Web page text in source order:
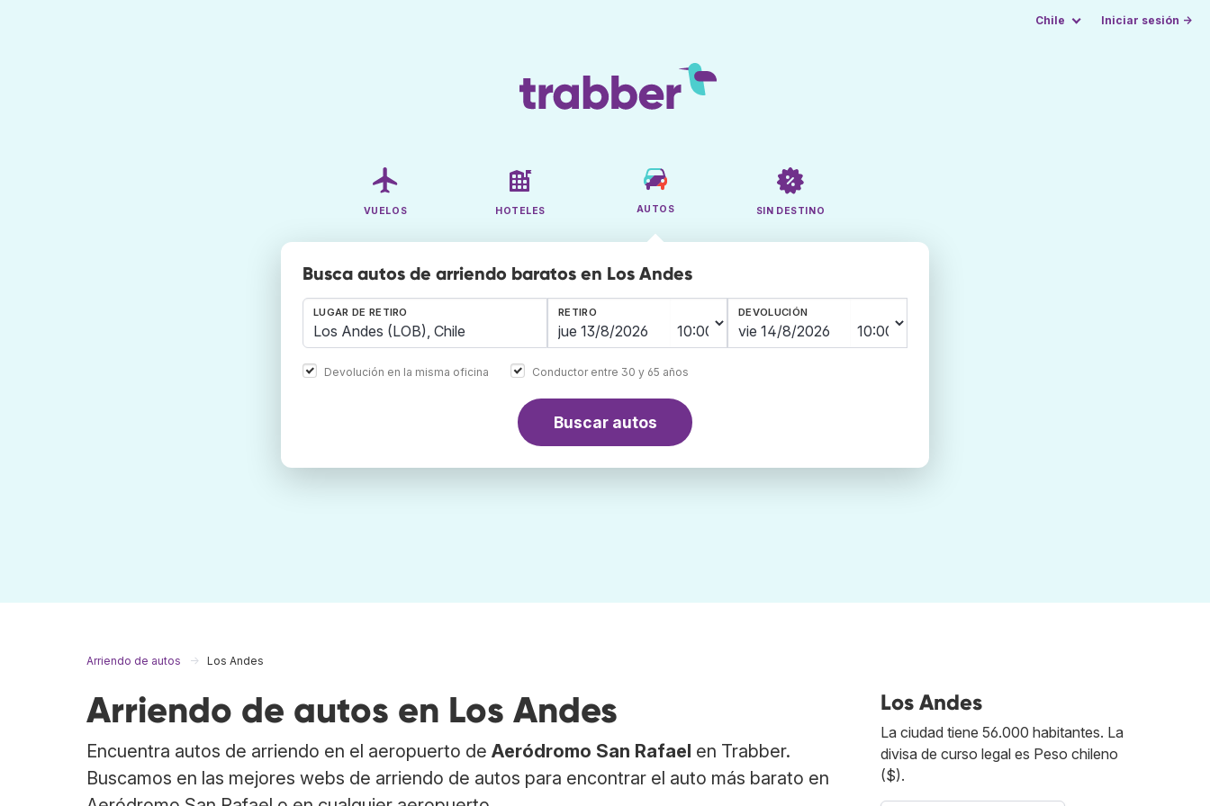
Chile Iniciar sesión →
VUELOS HOTELES AUTOS SIN DESTINO
Busca autos de arriendo baratos en Los Andes
LUGAR DE RETIRO RETIRO DEVOLUCIÓN
Devolución en la misma oficina Conductor entre 30 y 65 años
Buscar autos
Arriendo de autos Los Andes
Arriendo de autos en Los Andes
Encuentra autos de arriendo en el aeropuerto de Aeródromo San Rafael en Trabber.
Buscamos en las mejores webs de arriendo de autos para encontrar el auto más barato en
Los Andes
La ciudad tiene 56.000 habitantes. La
divisa de curso legal es Peso chileno
($).